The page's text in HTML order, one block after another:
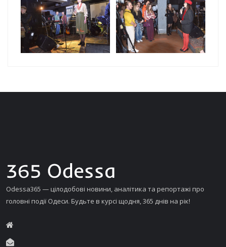
Odessa365 — цілодобові новини, аналітика та репортажі про
головні події Одеси. Будьте в курсі щодня, 365 днів на рік!